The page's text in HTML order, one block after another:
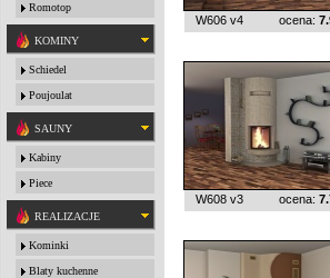
Romotop
KOMINY
Schiedel
Poujoulat
SAUNY
Kabiny
Piece
REALIZACJE
Kominki
Blaty kuchenne
W606 v4 ocena:
W608 v3 ocena: